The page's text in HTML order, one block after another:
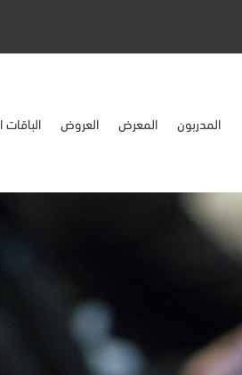
المدربون المعرض العروض الباقات